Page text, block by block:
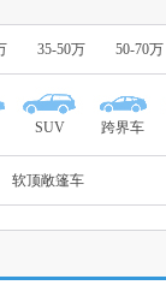
35-50万 50-70万
SUV 跨界车
软顶敞篷车